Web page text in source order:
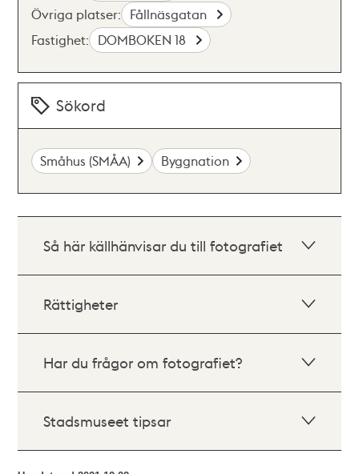
Övriga platser: Fållnäsgatan
Fastighet: DOMBOKEN 18
Sökord
Småhus (SMÅA) Byggnation
Så här källhänvisar du till fotografiet
Rättigheter
Har du frågor om fotografiet?
Stadsmuseet tipsar